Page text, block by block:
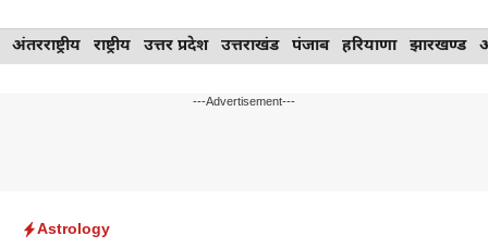
Skip
to
अंतरराष्ट्रीय राष्ट्रीय उत्तर प्रदेश उत्तराखंड पंजाब हरियाणा झारखण्ड
---Advertisement---
Astrology